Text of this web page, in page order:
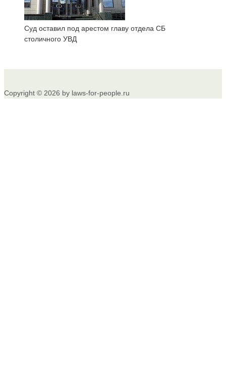
Суд оставил под арестом главу отдела СБ
столичного УВД
Copyright © 2026 by laws-for-people.ru